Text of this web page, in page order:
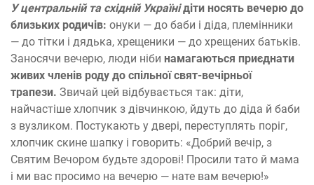
У центральній та східній Україні діти носять вечерю до
близьких родичів: онуки — до баби і діда, племінники
— до тітки і дядька, хрещеники — до хрещених батьків.
Заносячи вечерю, люди ніби намагаються приєднати
живих членів роду до спільної свят-вечірньої
трапези. Звичай цей відбувається так: діти,
найчастіше хлопчик з дівчинкою, йдуть до діда й баби
з вузликом. Постукають у двері, переступлять поріг,
хлопчик скине шапку і говорить: «Добрий вечір, з
Святим Вечором будьте здорові! Просили тато й мама
і ми вас просимо на вечерю — нате вам вечерю!»